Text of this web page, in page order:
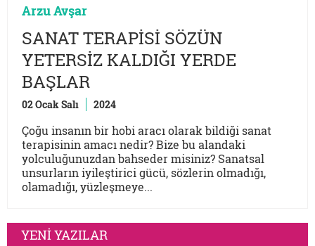
Arzu Avşar
SANAT TERAPİSİ SÖZÜN
YETERSİZ KALDIĞI YERDE
BAŞLAR
02 Ocak Salı 2024
Çoğu insanın bir hobi aracı olarak bildiği sanat
terapisinin amacı nedir? Bize bu alandaki
yolculuğunuzdan bahseder misiniz? Sanatsal
unsurların iyileştirici gücü, sözlerin olmadığı,
olamadığı, yüzleşmeye...
YENİ YAZILAR